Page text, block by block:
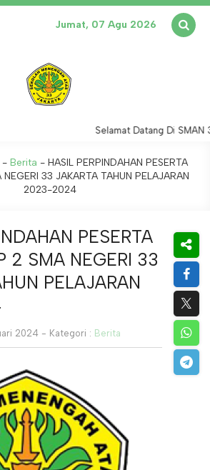
Jumat, 07 Agu 2026
Selamat Datang Di SMAN
- Berita - HASIL PERPINDAHAN PESERTA
33 JAKARTA TAHUN PELAJARAN
2023-2024
PESERTA
2 SMA NEGERI 33
PELAJARAN
2024 - Kategori : Berita